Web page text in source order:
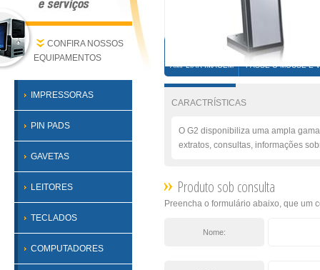
CONFIRA NOSSOS
EQUIPAMENTOS
IMPRESSORAS
PIN PADS
GAVETAS
LEITORES
TECLADOS
COMPUTADORES
AMPLIAR IMAGEM PASSE O MOUSE E
CARACTRÍSTICAS
O G2 disponibiliza uma ampla
extratos, consultas, informações
Produto sob consulta
Preencha o formulário abaixo, que um
Nome: